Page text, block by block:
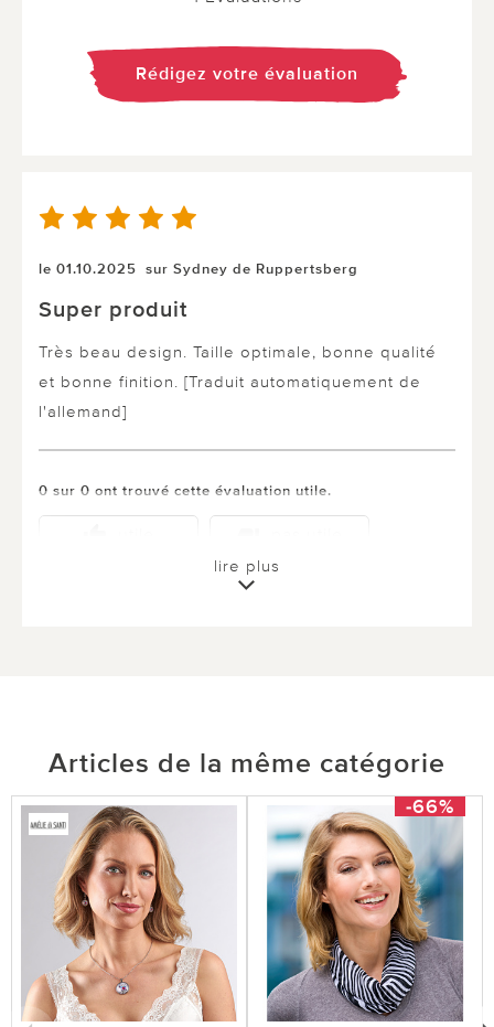
Rédigez votre évaluation
le 01.10.2025 sur Sydney de Ruppertsberg
Super produit
Très beau design. Taille optimale, bonne qualité
et bonne finition. [Traduit automatiquement de
l'allemand]
0 sur 0 ont trouvé cette évaluation utile.
lire plus
Articles de la même catégorie
-66%